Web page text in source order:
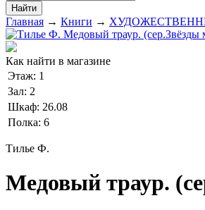
Главная → Книги →
Как найти в магазине
Этаж: 1
Зал: 2
Шкаф: 26.08
Полка: 6
Тилье Ф.
Медовый траур.